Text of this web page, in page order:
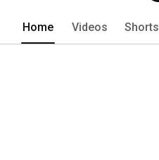
Home Videos Shorts